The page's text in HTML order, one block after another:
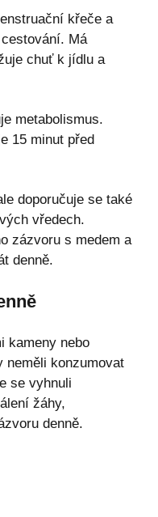
křeče a
Má
chuť k jídlu a
metabolismus.
15 minut před
doporučuje se také
vředech.
zázvoru s medem a
denně.
kameny nebo
neměli konzumovat
se vyhnuli
žáhy,
denně.